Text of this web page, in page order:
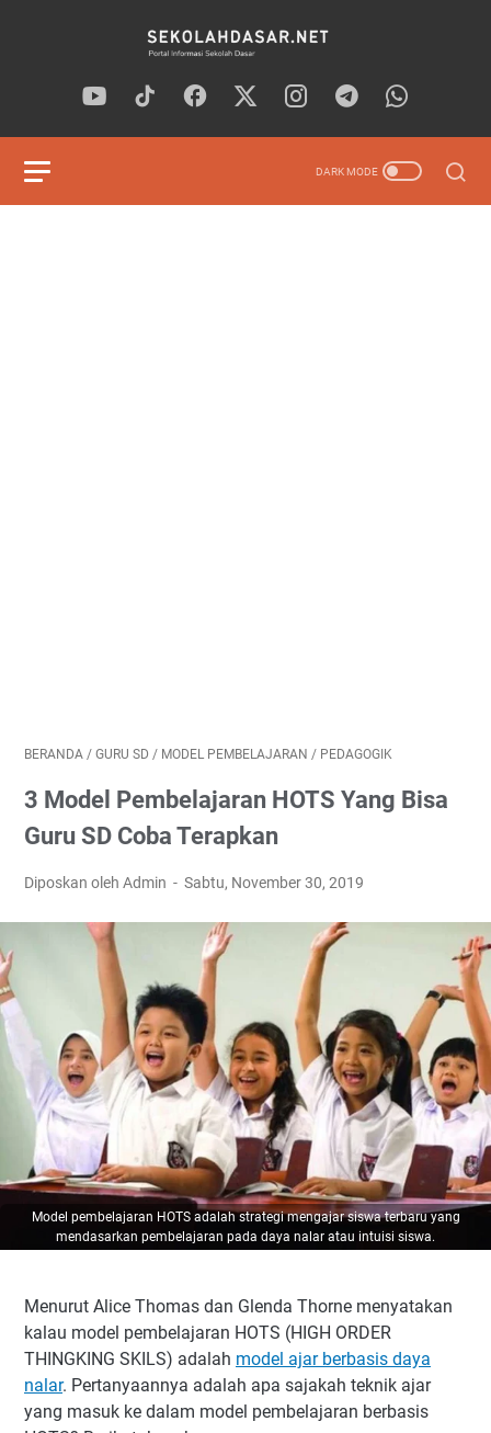
BERANDA / GURU SD / MODEL PEMBELAJARAN / PEDAGOGIK
3 Model Pembelajaran HOTS Yang Bisa
Guru SD Coba Terapkan
Diposkan oleh Admin Sabtu, November 30, 2019
Model pembelajaran HOTS adalah strategi mengajar siswa terbaru yang
mendasarkan pembelajaran pada daya nalar atau intuisi siswa.
Menurut Alice Thomas dan Glenda Thorne menyatakan
kalau model pembelajaran HOTS (HIGH ORDER
THINGKING SKILS) adalah model ajar berbasis daya
nalar. Pertanyaannya adalah apa sajakah teknik ajar
yang masuk ke dalam model pembelajaran berbasis